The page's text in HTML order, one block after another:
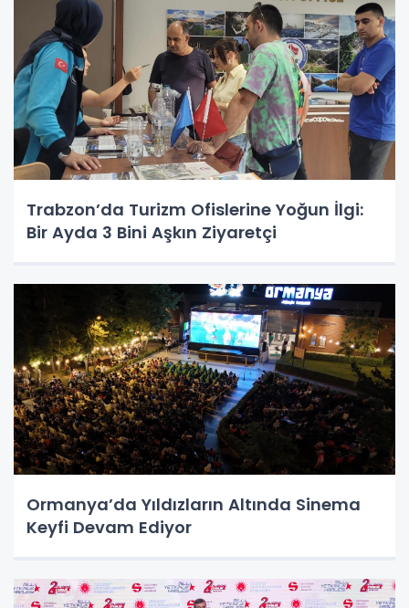
Trabzon’da Turizm Ofislerine Yoğun İlgi:
Bir Ayda 3 Bini Aşkın Ziyaretçi
Ormanya’da Yıldızların Altında Sinema
Keyfi Devam Ediyor